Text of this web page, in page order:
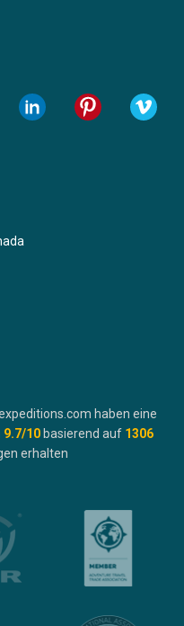
haben eine
9.7/10 basierend auf 1306
erhalten